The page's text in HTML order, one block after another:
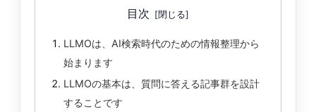
目次
LLMOは、AI検索時代のための情報整理から
始まります
LLMOの基本は、質問に答える記事群を設計
することです